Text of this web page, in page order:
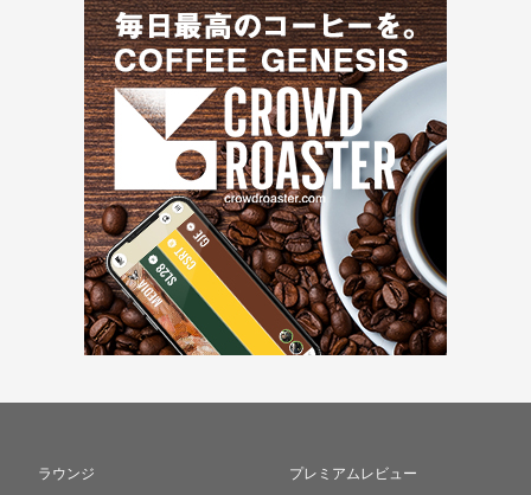
ラウンジ プレミアムレビュー